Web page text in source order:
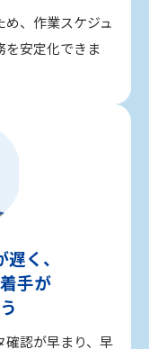
、作業スケジュ
を安定化できま
く、
手が
認が早まり、早